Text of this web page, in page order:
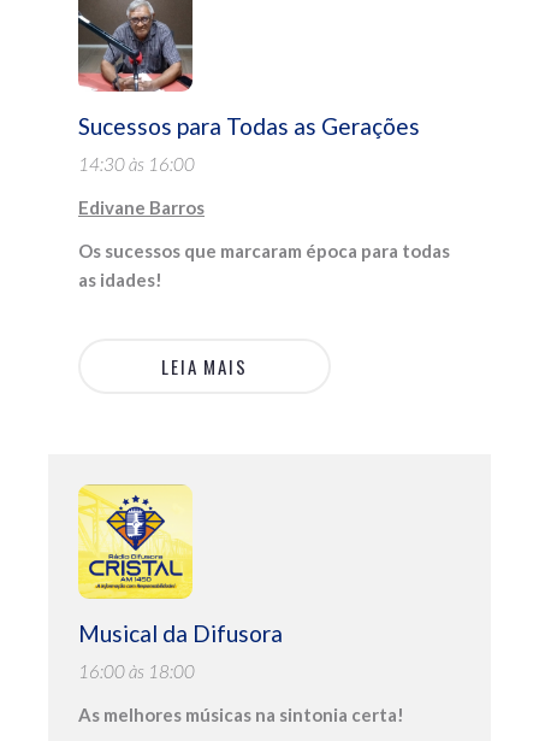
Sucessos para Todas as Gerações
14:30 às 16:00
Edivane Barros
Os sucessos que marcaram época para todas
as idades!
LEIA MAIS
Musical da Difusora
16:00 às 18:00
As melhores músicas na sintonia certa!